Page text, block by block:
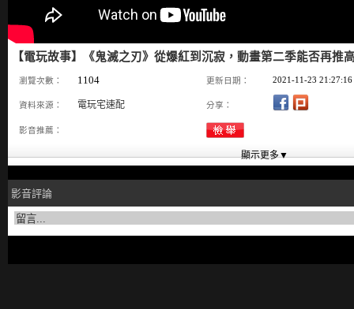
【電玩故事】《鬼滅之刃》從爆紅到沉寂，動畫第二季能否再推
瀏覽次數： 1104 更新日期： 2021-11-23 21:27:16
資料來源： 電玩宅速配 分享：
影音推薦：
影音評論